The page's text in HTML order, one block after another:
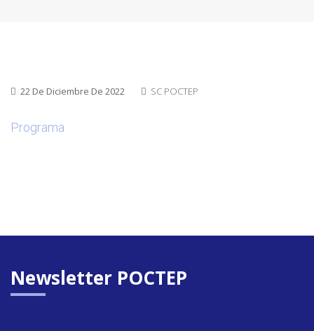
22 De Diciembre De 2022 SC POCTEP
Programa
Newsletter POCTEP